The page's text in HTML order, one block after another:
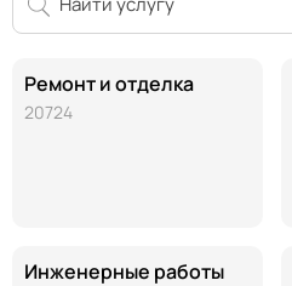
Ремонт и отделка
20724
Инженерные работы